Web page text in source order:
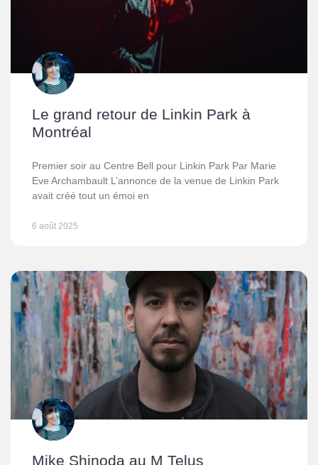
Le grand retour de Linkin Park à
Montréal
Premier soir au Centre Bell pour Linkin Park Par Marie
Eve Archambault L’annonce de la venue de Linkin Park
avait créé tout un émoi en
6 août 2025
Mike Shinoda au M Telus